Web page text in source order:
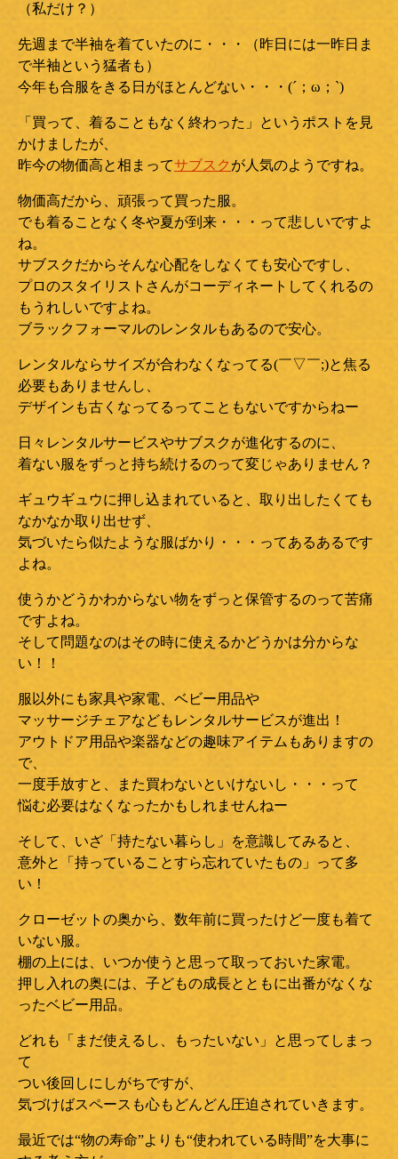
（私だけ？）
先週まで半袖を着ていたのに・・・（昨日には一昨日ま
で半袖という猛者も）
今年も合服をきる日がほとんどない・・・(´；ω；`)
「買って、着ることもなく終わった」というポストを見
かけましたが、
昨今の物価高と相まってサブスク が人気のようですね。
物価高だから、頑張って買った服。
でも着ることなく冬や夏が到来・・・って悲しいですよ
ね。
サブスクだからそんな心配をしなくても安心ですし、
プロのスタイリストさんがコーディネートしてくれるの
もうれしいですよね。
ブラックフォーマルのレンタルもあるので安心。
レンタルならサイズが合わなくなってる(￣▽￣;)と焦る
必要もありませんし、
デザインも古くなってるってこともないですからねー
日々レンタルサービスやサブスクが進化するのに、
着ない服をずっと持ち続けるのって変じゃありません？
ギュウギュウに押し込まれていると、取り出したくても
なかなか取り出せず、
気づいたら似たような服ばかり・・・ってあるあるです
よね。
使うかどうかわからない物をずっと保管するのって苦痛
ですよね。
そして問題なのはその時に使えるかどうかは分からな
い！！
服以外にも家具や家電、ベビー用品や
マッサージチェアなどもレンタルサービスが進出！
アウトドア用品や楽器などの趣味アイテムもありますの
で、
一度手放すと、また買わないといけないし・・・って
悩む必要はなくなったかもしれませんねー
そして、いざ「持たない暮らし」を意識してみると、
意外と「持っていることすら忘れていたもの」って多
い！
クローゼットの奥から、数年前に買ったけど一度も着て
いない服。
棚の上には、いつか使うと思って取っておいた家電。
押し入れの奥には、子どもの成長とともに出番がなくな
ったベビー用品。
どれも「まだ使えるし、もったいない」と思ってしまっ
て
つい後回しにしがちですが、
気づけばスペースも心もどんどん圧迫されていきます。
最近では“物の寿命”よりも“使われている時間”を大事に